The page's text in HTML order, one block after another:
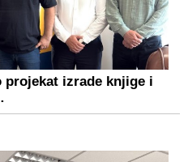
izrade knjige i